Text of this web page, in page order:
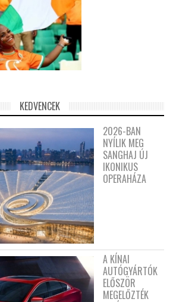
KEDVENCEK
2026-BAN
NYÍLIK MEG
SANGHAJ ÚJ
IKONIKUS
OPERAHÁZA
A KÍNAI
AUTÓGYÁRTÓK
ELŐSZÖR
MEGELŐZTÉK